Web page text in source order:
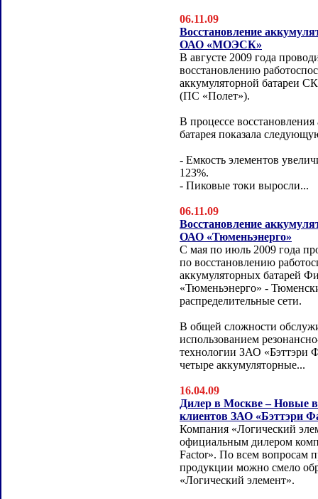
06.11.09
Восстановление
ОАО «МОЭСК»
В августе 2009 года
восстановлению
аккумуляторной
(ПС «Полет»).
В процессе восстановления
батарея показала
- Емкость элементов
123%.
- Пиковые токи выросли...
06.11.09
Восстановление
ОАО «Тюменьэнерго»
С мая по июль 2009 года
по восстановлению
аккумуляторных батарей
«Тюменьэнерго» -
распределительные сети.
В общей сложности
использованием
технологии ЗАО «Бэттэри
четыре аккумуляторные...
16.04.09
Дилер в Москве – Новые
клиентов ЗАО «Бэттэри
Компания «Логический
официальным дилером
Factor». По всем вопросам
продукции можно смело
«Логический элемент».